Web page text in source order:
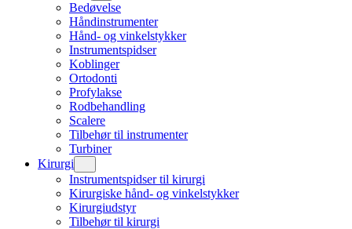
Bedøvelse
Håndinstrumenter
Hånd- og vinkelstykker
Instrumentspidser
Koblinger
Ortodonti
Profylakse
Rodbehandling
Scalere
Tilbehør til instrumenter
Turbiner
Kirurgi
Instrumentspidser til kirurgi
Kirurgiske hånd- og vinkelstykker
Kirurgiudstyr
Tilbehør til kirurgi